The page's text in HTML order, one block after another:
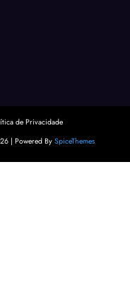
de Privacidade
| Powered By SpiceThemes